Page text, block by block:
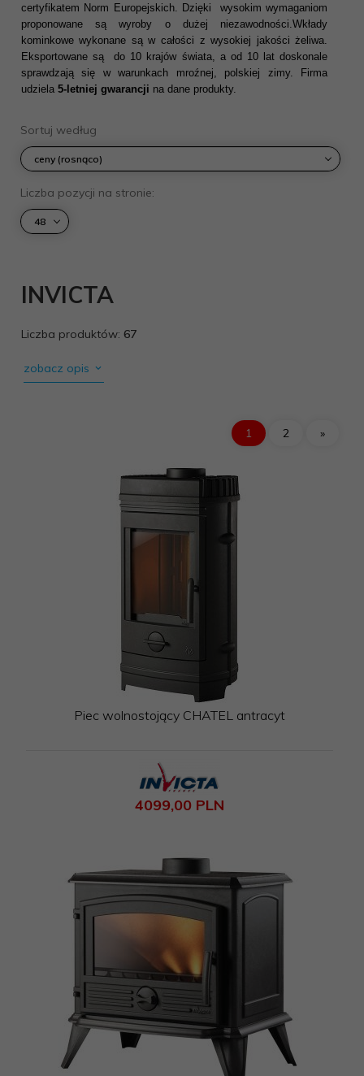
certyfikatem Norm Europejskich. Dzięki wysokim wymaganiom
proponowane są wyroby o dużej niezawodności.Wkłady
kominkowe wykonane są w całości z wysokiej jakości żeliwa.
Eksportowane są do 10 krajów świata, a od 10 lat doskonale
sprawdzają się w warunkach mroźnej, polskiej zimy. Firma
udziela5-letniej gwarancji na dane produkty.
INVICTA
Liczba produktów: 67
Sortuj według
sort
ceny (rosnąco)
Liczba pozycji na stronie:
pop
48
zobacz opis
1 2 »
Piec wolnostojący CHATEL antracyt
4099,00 PLN